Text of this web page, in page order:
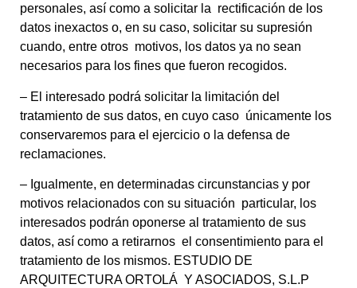
personales, así como a solicitar la rectificación de los
datos inexactos o, en su caso, solicitar su supresión
cuando, entre otros motivos, los datos ya no sean
necesarios para los fines que fueron recogidos.
– El interesado podrá solicitar la limitación del
tratamiento de sus datos, en cuyo caso únicamente los
conservaremos para el ejercicio o la defensa de
reclamaciones.
– Igualmente, en determinadas circunstancias y por
motivos relacionados con su situación particular, los
interesados podrán oponerse al tratamiento de sus
datos, así como a retirarnos el consentimiento para el
tratamiento de los mismos. ESTUDIO DE
ARQUITECTURA ORTOLÁ Y ASOCIADOS, S.L.P